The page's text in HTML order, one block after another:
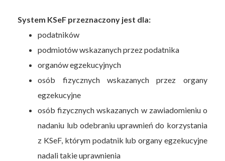
System KSeF przeznaczony jest dla:
podatników
podmiotów wskazanych przez podatnika
organów egzekucyjnych
osób fizycznych wskazanych przez organy
egzekucyjne
osób fizycznych wskazanych w zawiadomieniu o
nadaniu lub odebraniu uprawnień do korzystania
z KSeF, którym podatnik lub organy egzekucyjne
nadali takie uprawnienia